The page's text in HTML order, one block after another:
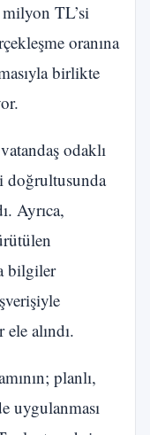
TL’si
oranına
birlikte
odaklı
doğrultusunda
Ayrıca,
bilgiler
alındı.
planlı,
uygulanması